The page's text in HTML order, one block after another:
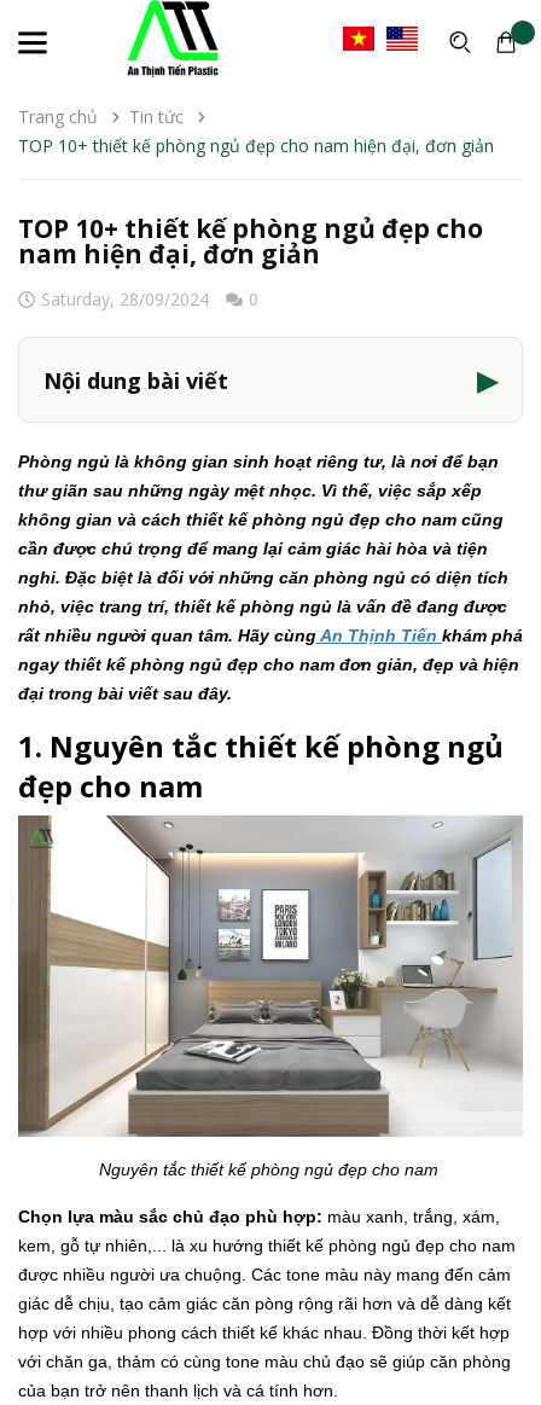
Trang chủ
Tin tức
TOP 10+ thiết kế phòng ngủ đẹp cho nam hiện đại, đơn giản
TOP 10+ thiết kế phòng ngủ đẹp cho
nam hiện đại, đơn giản
Saturday, 28/09/2024 0
Nội dung bài viết ▶
Phòng ngủ là không gian sinh hoạt riêng tư, là nơi để bạn
thư giãn sau những ngày mệt nhọc. Vì thế, việc sắp xếp
không gian và cách thiết kế phòng ngủ đẹp cho nam cũng
cần được chú trọng để mang lại cảm giác hài hòa và tiện
nghi. Đặc biệt là đối với những căn phòng ngủ có diện tích
nhỏ, việc trang trí, thiết kế phòng ngủ là vấn đề đang được
rất nhiều người quan tâm. Hãy cùngAn Thịnh Tiến khám phá
ngay thiết kế phòng ngủ đẹp cho nam đơn giản, đẹp và hiện
đại trong bài viết sau đây.
1. Nguyên tắc thiết kế phòng ngủ
đẹp cho nam
Nguyên tắc thiết kế phòng ngủ đẹp cho nam
Chọn lựa màu sắc chủ đạo phù hợp: màu xanh, trắng, xám,
kem, gỗ tự nhiên,... là xu hướng thiết kế phòng ngủ đẹp cho nam
được nhiều người ưa chuộng. Các tone màu này mang đến cảm
giác dễ chịu, tạo cảm giác căn pòng rộng rãi hơn và dễ dàng kết
hợp với nhiều phong cách thiết kế khác nhau. Đồng thời kết hợp
với chăn ga, thảm có cùng tone màu chủ đạo sẽ giúp căn phòng
của bạn trở nên thanh lịch và cá tính hơn.